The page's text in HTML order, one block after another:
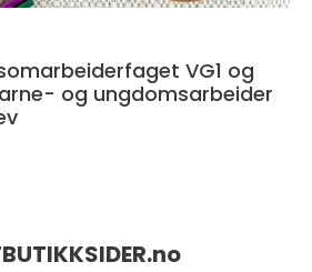
VG1 og
og ungdomsarbeider
no